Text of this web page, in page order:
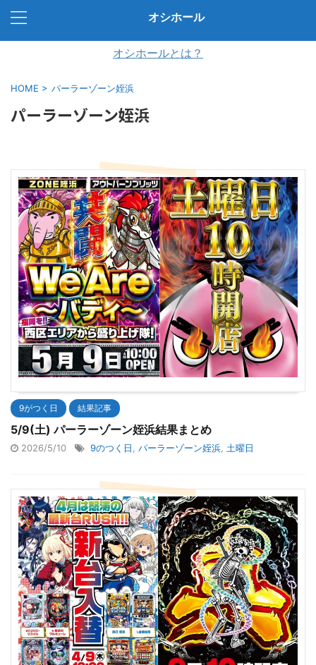
オシホール
オシホールとは？
HOME > パーラーゾーン姪浜
パーラーゾーン姪浜
9がつく日 結果記事
5/9(土) パーラーゾーン姪浜結果まとめ
2026/5/10 9のつく日 パーラーゾーン姪浜 土曜日